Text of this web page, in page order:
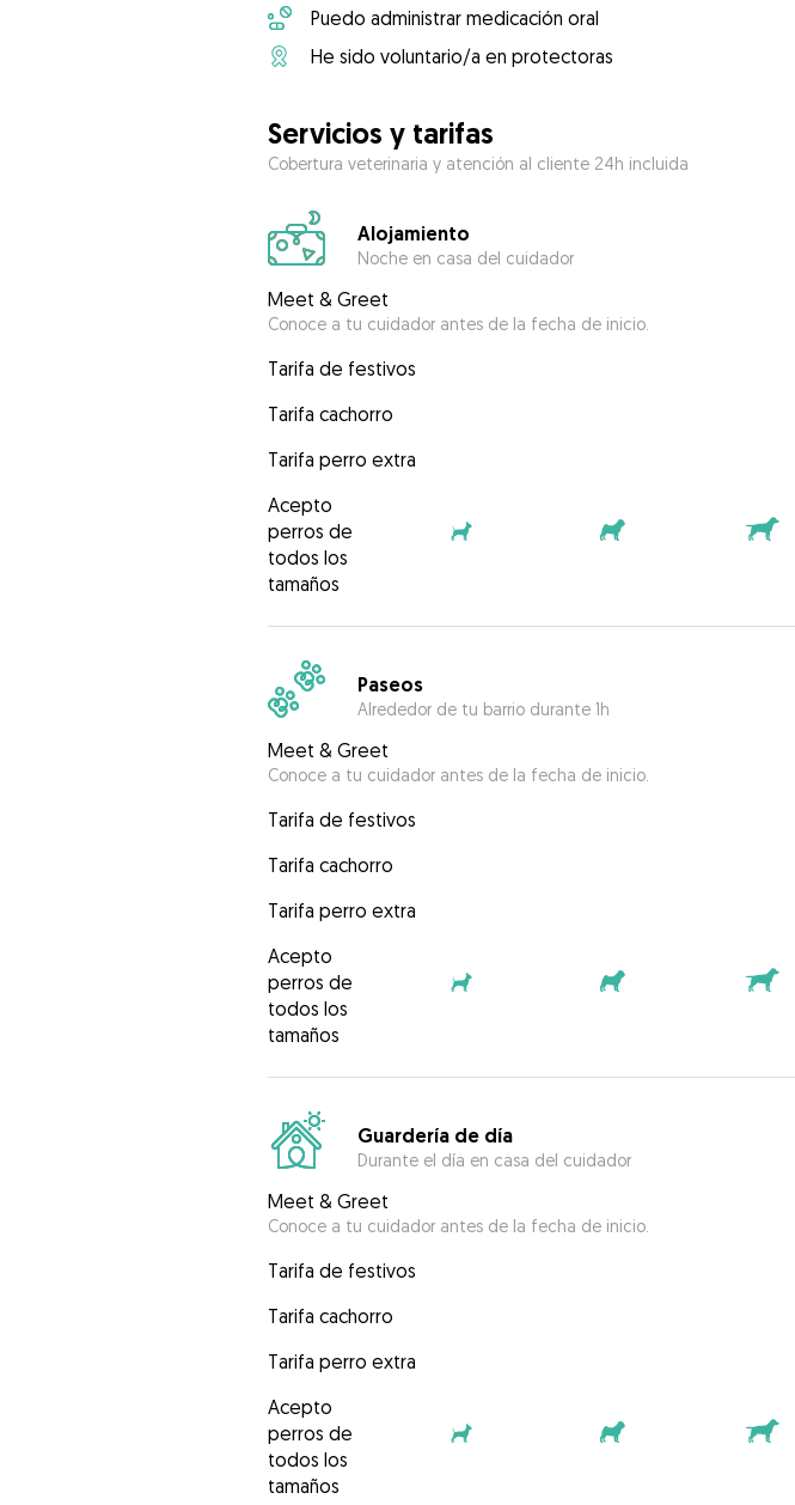
Puedo administrar medicación oral
He sido voluntario/a en protectoras
Servicios y tarifas
Cobertura veterinaria y atención al cliente 24h incluida
Alojamiento
Noche en casa del cuidador
Meet & Greet
Conoce a tu cuidador antes de la fecha de inicio.
Tarifa de festivos
Tarifa cachorro
Tarifa perro extra
Acepto
perros de
todos los
tamaños
Paseos
Alrededor de tu barrio durante 1h
Meet & Greet
Conoce a tu cuidador antes de la fecha de inicio.
Tarifa de festivos
Tarifa cachorro
Tarifa perro extra
Acepto
perros de
todos los
tamaños
Guardería de día
Durante el día en casa del cuidador
Meet & Greet
Conoce a tu cuidador antes de la fecha de inicio.
Tarifa de festivos
Tarifa cachorro
Tarifa perro extra
Acepto
perros de
todos los
tamaños